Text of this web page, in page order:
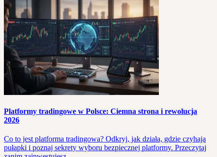
Platformy tradingowe w Polsce: Ciemna strona i rewolucja
2026
Co to jest platforma tradingowa? Odkryj, jak działa, gdzie czyhają
pułapki i poznaj sekrety wyboru bezpiecznej platformy. Przeczytaj